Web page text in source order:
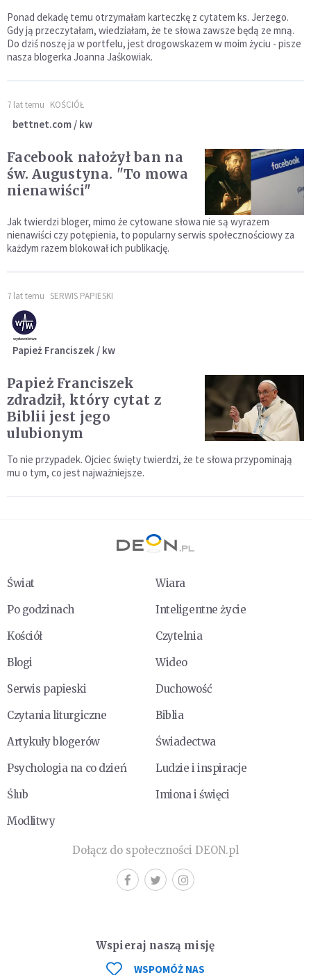
Ponad dekadę temu otrzymałam karteczkę z cytatem ks. Jerzego.
Gdy ją przeczytałam, wiedziałam, że te słowa zawsze będą ze mną.
Do dziś noszę ja w portfelu, jest drogowskazem w moim życiu - pisze
nasza blogerka Joanna Jaśkowiak.
7 lat temu KOŚCIÓŁ
bettnet.com / kw
Facebook nałożył ban na
św. Augustyna. "To mowa
nienawiści"
Jak twierdzi bloger, mimo że cytowane słowa nie są wyrazem
nienawiści czy potępienia, to popularny serwis społecznościowy za
każdym razem blokował ich publikację.
7 lat temu SERWIS PAPIESKI
Papież Franciszek / kw
Papież Franciszek
zdradził, który cytat z
Biblii jest jego
ulubionym
To nie przypadek. Ojciec święty twierdzi, że te słowa przypominają
mu o tym, co jest najważniejsze.
Świat
Wiara
Po godzinach
Inteligentne życie
Kościół
Czytelnia
Blogi
Wideo
Serwis papieski
Duchowość
Czytania liturgiczne
Biblia
Artykuły blogerów
Świadectwa
Psychologia na co dzień
Ludzie i inspiracje
Ślub
Imiona i święci
Modlitwy
Dołącz do społeczności DEON.pl
Wspieraj naszą misję
WSPOMÓŻ NAS